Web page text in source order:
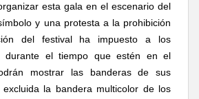
esta gala en el escenario del
y una protesta a la prohibición
del festival ha impuesto a los
durante el tiempo que estén en el
mostrar las banderas de sus
excluida la bandera multicolor de los